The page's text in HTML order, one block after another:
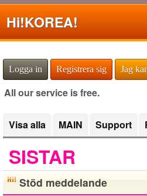
Hi!KOREA!
Logga in Registrera sig Jag
All our service is free.
Visa alla MAIN Support
SISTAR
Stöd meddelande